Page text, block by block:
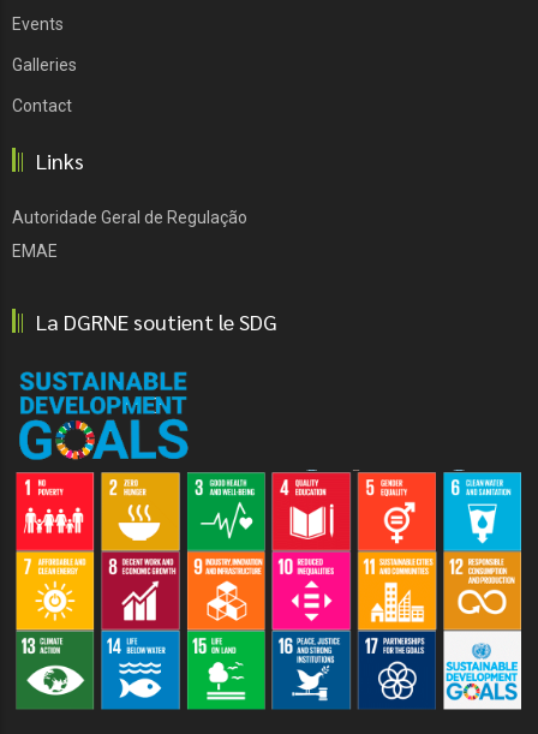
Events
Galleries
Contact
Links
Autoridade Geral de Regulação
EMAE
La DGRNE soutient le SDG